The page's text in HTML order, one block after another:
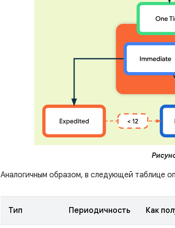
Аналогичным образом, в следующей таблице
Тип Периодичность Как